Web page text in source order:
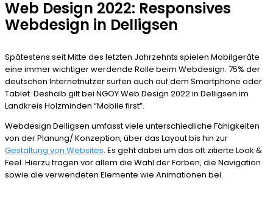
Web Design 2022: Responsives
Webdesign in Delligsen
Spätestens seit Mitte des letzten Jahrzehnts spielen Mobilgeräte
eine immer wichtiger werdende Rolle beim Webdesign. 75% der
deutschen Internetnutzer surfen auch auf dem Smartphone oder
Tablet. Deshalb gilt bei NGOY Web Design 2022 in Delligsen im
Landkreis Holzminden “Mobile first”.
Webdesign Delligsen umfasst viele unterschiedliche Fähigkeiten
von der Planung/ Konzeption, über das Layout bis hin zur
Gestaltung von Websites. Es geht dabei um das oft zitierte Look &
Feel. Hierzu tragen vor allem die Wahl der Farben, die Navigation
sowie die verwendeten Elemente wie Animationen bei.